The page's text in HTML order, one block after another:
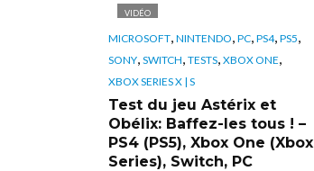
VIDÉO
MICROSOFT, NINTENDO, PC, PS4, PS5,
SONY, SWITCH, TESTS, XBOX ONE,
XBOX SERIES X | S
Test du jeu Astérix et
Obélix: Baffez-les tous ! –
PS4 (PS5), Xbox One (Xbox
Series), Switch, PC